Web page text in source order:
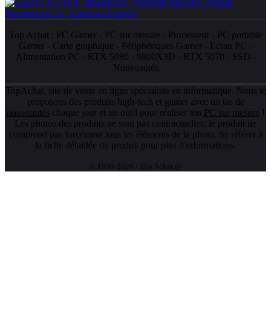
Top Achat : PC Gamer- PC sur mesure - Processeur- PC portable
Gamer - Carte graphique - Périphériques Gamer - Ecran PC -
Alimentation PC - RTX 5080 - 9800X3D - RTX 5070 - SSD -
Nouveautés
TopAchat, site de vente en ligne spécialiste en informatique. Nous te
proposons des produits high-tech et gamer avec un tas de
nouveautés chaque jour et un outil pour réaliser ton PC sur mesure !
Les photos des produits ne sont pas contractuelles; le produit ne
comprend pas forcément tous les éléments de la photo. Se référer à
la fiche détaillée du produit pour plus d'informations.
© 1999-2026 / Top Achat @